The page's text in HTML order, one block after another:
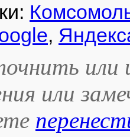
,
или
или